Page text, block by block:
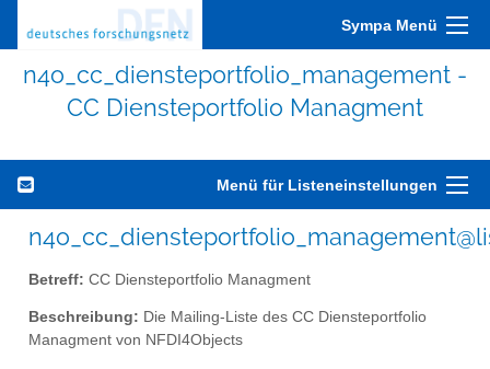
Sympa Menü
n4o_cc_diensteportfolio_management -
CC Diensteportfolio Managment
Menü für Listeneinstellungen
Betreff: CC Diensteportfolio Managment
Beschreibung: Die Mailing-Liste des CC Diensteportfolio
Managment von NFDI4Objects